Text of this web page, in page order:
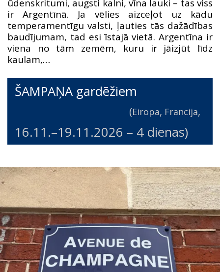
ūdenskritumi, augsti kalni, vīna lauki – tas viss
ir Argentīnā. Ja vēlies aizceļot uz kādu
temperamentīgu valsti, ļauties tās dažādības
baudījumam, tad esi īstajā vietā. Argentīna ir
viena no tām zemēm, kuru ir jāizjūt līdz
kaulam,…
ŠAMPAŅA gardēžiem
(Eiropa, Francija,
16.11.–19.11.2026 – 4 dienas)